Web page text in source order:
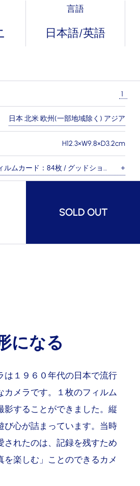
言語
日本語/英語
日本 北米 欧州(一部地域除く) アジア
H12.3×W9.8×D3.2cm
ルムカード：84枚 / グッドショッ
ード：7枚 / サマリーカード：4枚
ード1枚 / スコアパッド：1冊 / ルー
×
SOLD OUT
になる
は１９６０年代の日本で流行
カメラです。１枚のフィルム
影することができました。縦
び心が詰まっています。当時
されたのは、記録を残すため
を楽しむ」ことのできるカメ